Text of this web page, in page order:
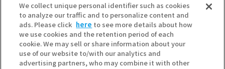
鹿児島県
イワタニ鹿児島(株)
〒891-0123
鹿児島県鹿児島市卸本町8-13
We collect unique personal identifier such as cookies
to analyze our traffic and to personalize content and
ads. Please click here to see more details about how
we use cookies and the retention period of each
cookie. We may sell or share information about your
use of our website to/with our analytics and
advertising partners, who may combine it with other